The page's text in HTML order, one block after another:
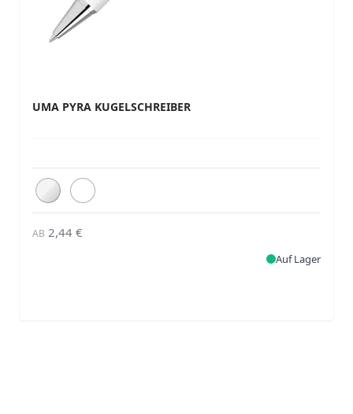
UMA PYRA KUGELSCHREIBER
AB 2,44 €
Auf Lager